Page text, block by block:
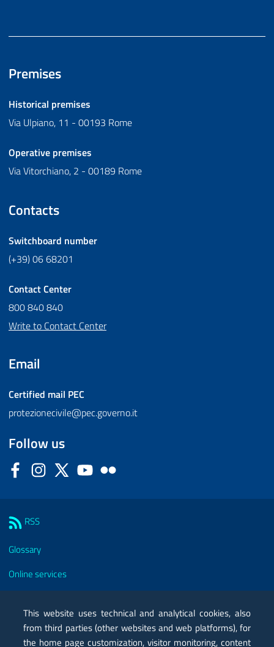
Premises
Historical premises
Via Ulpiano, 11 - 00193 Rome
Operative premises
Via Vitorchiano, 2 - 00189 Rome
Contacts
Switchboard number
(+39) 06 68201
Contact Center
800 840 840
Write to Contact Center
Email
Certified mail PEC
protezionecivile@pec.governo.it
Follow us
FacebookInstagram
Twitter YouTube
RSS
Glossary
Online services
Certified mail PEC
This website uses technical and analytical cookies, also
from third parties (other websites and web platforms), for
the home page customization, visitor monitoring, content